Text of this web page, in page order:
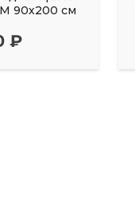
90х200 см
₽